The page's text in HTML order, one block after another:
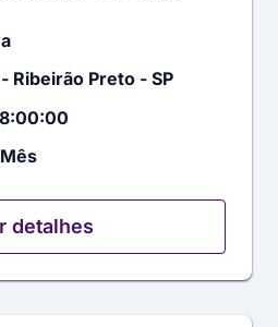
Ribeirão Preto - SP
detalhes